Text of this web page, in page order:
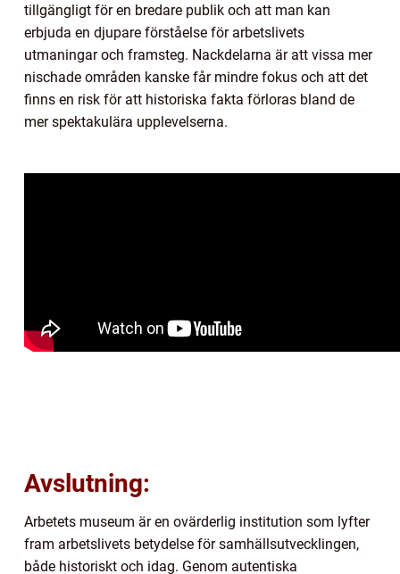
tillgängligt för en bredare publik och att man kan
erbjuda en djupare förståelse för arbetslivets
utmaningar och framsteg. Nackdelarna är att vissa mer
nischade områden kanske får mindre fokus och att det
finns en risk för att historiska fakta förloras bland de
mer spektakulära upplevelserna.
Avslutning:
Arbetets museum är en ovärderlig institution som lyfter
fram arbetslivets betydelse för samhällsutvecklingen,
både historiskt och idag. Genom autentiska